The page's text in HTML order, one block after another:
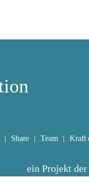
Share Team Kraft
ein Projekt der